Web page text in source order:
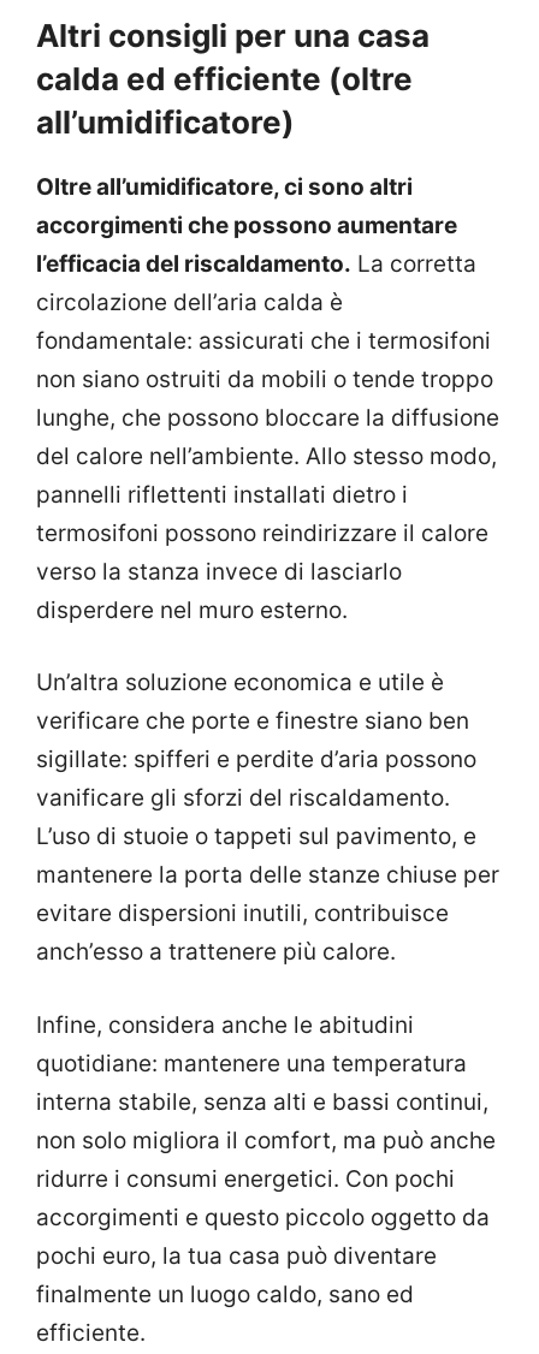
Altri consigli per una casa
calda ed efficiente (oltre
all’umidificatore)
Oltre all’umidificatore, ci sono altri
accorgimenti che possono aumentare
l’efficacia del riscaldamento. La corretta
circolazione dell’aria calda è
fondamentale: assicurati che i termosifoni
non siano ostruiti da mobili o tende troppo
lunghe, che possono bloccare la diffusione
del calore nell’ambiente. Allo stesso modo,
pannelli riflettenti installati dietro i
termosifoni possono reindirizzare il calore
verso la stanza invece di lasciarlo
disperdere nel muro esterno.
Un’altra soluzione economica e utile è
verificare che porte e finestre siano ben
sigillate: spifferi e perdite d’aria possono
vanificare gli sforzi del riscaldamento.
L’uso di stuoie o tappeti sul pavimento, e
mantenere la porta delle stanze chiuse per
evitare dispersioni inutili, contribuisce
anch’esso a trattenere più calore.
Infine, considera anche le abitudini
quotidiane: mantenere una temperatura
interna stabile, senza alti e bassi continui,
non solo migliora il comfort, ma può anche
ridurre i consumi energetici. Con pochi
accorgimenti e questo piccolo oggetto da
pochi euro, la tua casa può diventare
finalmente un luogo caldo, sano ed
efficiente.